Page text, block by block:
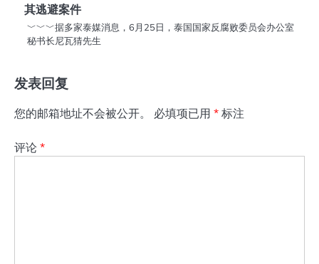
其逃避案件
﹀﹀﹀据多家泰媒消息，6月25日，泰国国家反腐败委员会办公室
秘书长尼瓦猜先生
发表回复
您的邮箱地址不会被公开。 必填项已用 * 标注
评论 *